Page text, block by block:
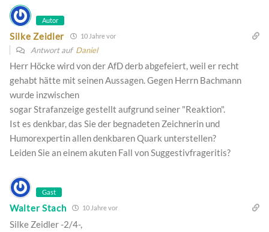
Autor
Silke Zeidler 10 Jahre vor
Antwort auf Daniel
Herr Höcke wird von der AfD derb abgefeiert, weil er recht
gehabt hätte mit seinen Aussagen. Gegen Herrn Bachmann
wurde inzwischen
sogar Strafanzeige gestellt aufgrund seiner "Reaktion".
Ist es denkbar, das Sie der begnadeten Zeichnerin und
Humorexpertin allen denkbaren Quark unterstellen?
Leiden Sie an einem akuten Fall von Suggestivfrageritis?
Gast
Walter Stach 10 Jahre vor
Silke Zeidler -2/4-,